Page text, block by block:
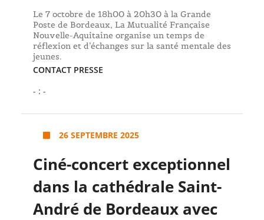
Le 7 octobre de 18h00 à 20h30 à la Grande
Poste de Bordeaux, La Mutualité Française
Nouvelle-Aquitaine organise un temps de
réflexion et d’échanges sur la santé mentale des
jeunes.
CONTACT PRESSE
- : -
26 SEPTEMBRE 2025
Ciné-concert exceptionnel
dans la cathédrale Saint-
André de Bordeaux avec